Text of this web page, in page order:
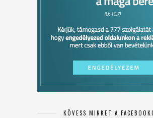
KÖVESS MINKET A